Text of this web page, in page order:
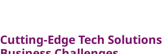
Cutting-Edge Tech Solutions